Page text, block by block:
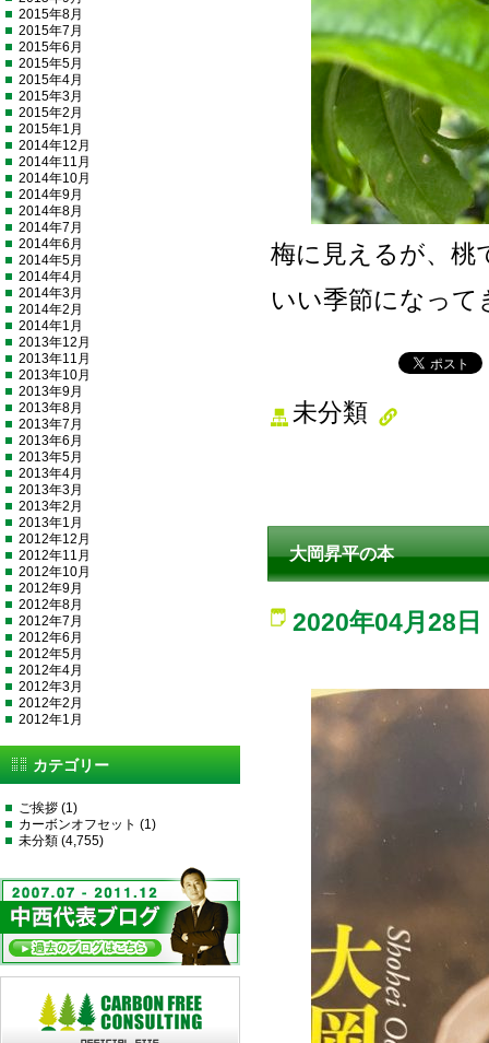
梅に見えるが、桃
いい季節になって
未分類
大岡昇平の本
2020年04月28日
2015年8月
2015年7月
2015年6月
2015年5月
2015年4月
2015年3月
2015年2月
2015年1月
2014年12月
2014年11月
2014年10月
2014年9月
2014年8月
2014年7月
2014年6月
2014年5月
2014年4月
2014年3月
2014年2月
2014年1月
2013年12月
2013年11月
2013年10月
2013年9月
2013年8月
2013年7月
2013年6月
2013年5月
2013年4月
2013年3月
2013年2月
2013年1月
2012年12月
2012年11月
2012年10月
2012年9月
2012年8月
2012年7月
2012年6月
2012年5月
2012年4月
2012年3月
2012年2月
2012年1月
カテゴリー
ご挨拶 (1)
カーボンオフセット (1)
未分類 (4,755)